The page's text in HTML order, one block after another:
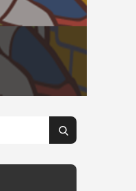
Search